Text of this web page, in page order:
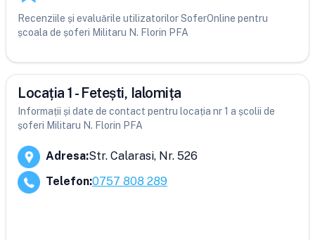
Recenziile și evaluările utilizatorilor SoferOnline pentru
școala de șoferi Militaru N. Florin PFA
Locația 1 - Fetești, Ialomița
Informații și date de contact pentru locația nr 1 a școlii de
șoferi Militaru N. Florin PFA
Adresa:Str. Calarasi, Nr. 526
Telefon:0757 808 289